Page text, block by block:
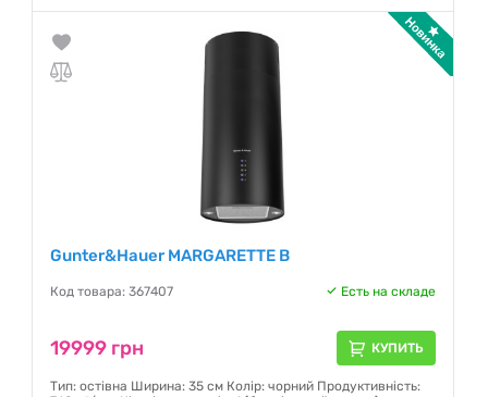
Гарантия:12 месяцев
Gunter&Hauer MARGARETTE B
Код товара: 367407 Есть на складе
19999 грн КУПИТЬ
Тип: остівна Ширина: 35 см Колір: чорний Продуктивність: